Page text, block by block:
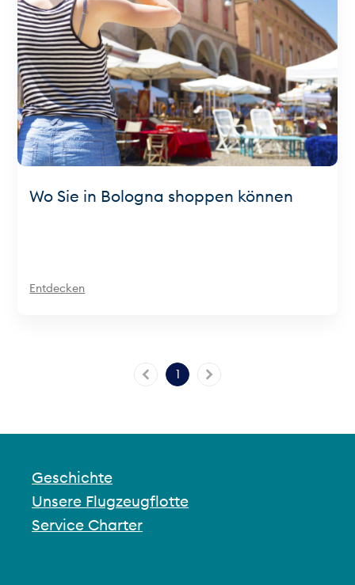
Wo Sie in Bologna shoppen können
Entdecken
1
Geschichte
Unsere Flugzeugflotte
Service Charter